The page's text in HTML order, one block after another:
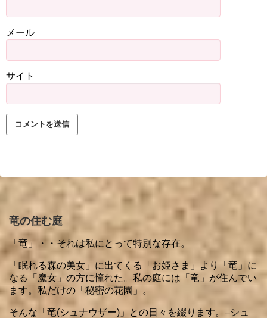
メール
サイト
竜の住む庭
「竜」・・それは私にとって特別な存在。
「眠れる森の美女」に出てくる「お姫さま」より「竜」に
なる「魔女」の方に憧れた。私の庭には「竜」が住んでい
ます。私だけの「秘密の花園」。
そんな「竜(シュナウザー)」との日々を綴ります。–シュ